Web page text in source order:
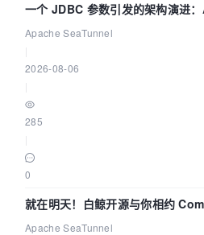
一个 JDBC 参数引发的架构演进
步中的“定时 Flush”难题
Apache SeaTunnel
2026-08-06
285
0
就在明天！白鲸开源与你相约
演讲！
Apache SeaTunnel